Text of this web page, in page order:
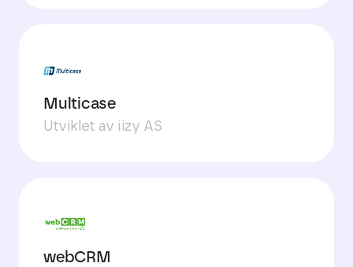
Multicase
Utviklet av iizy AS
webCRM